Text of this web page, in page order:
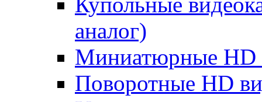
аналог)
Миниатюрные HD
Поворотные HD